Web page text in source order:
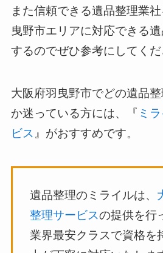
また信頼できる遺品整理業
曳野市エリアに対応できる
するのでぜひ参考にしてくだ
大阪府羽曳野市でどの遺品
か迷っている方には、『 ミ
ビス』がおすすめです。
遺品整理のミライルは、
整理サービスの提供を行
業界最安クラスで資格を